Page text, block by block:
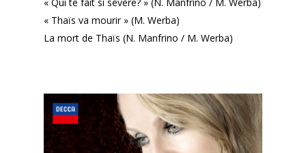
« Thaïs va mourir » (M. Werba)
La mort de Thaïs (N. Manfrino / M. Werba)